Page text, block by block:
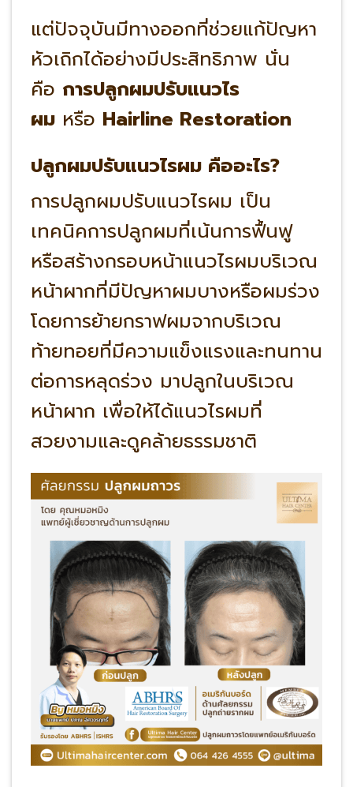
แต่ปัจจุบันมีทางออกที่ช่วยแก้ปัญหา
หัวเถิกได้อย่างมีประสิทธิภาพ นั่น
คือ การปลูกผมปรับแนวไร
ผมหรือ Hairline Restoration
ปลูกผมปรับแนวไรผม คืออะไร?
การปลูกผมปรับแนวไรผม เป็น
เทคนิคการปลูกผมที่เน้นการฟื้นฟู
หรือสร้างกรอบหน้าแนวไรผมบริเวณ
หน้าผากที่มีปัญหาผมบางหรือผมร่วง
โดยการย้ายกราฟผมจากบริเวณ
ท้ายทอยที่มีความแข็งแรงและทนทาน
ต่อการหลุดร่วง มาปลูกในบริเวณ
หน้าผาก เพื่อให้ได้แนวไรผมที่
สวยงามและดูคล้ายธรรมชาติ